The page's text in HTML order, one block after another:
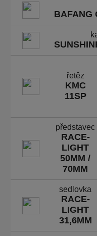
BAFANG
řetěz
KMC
11SP
představec
RACE-
LIGHT
50MM /
70MM
sedlovka
RACE-
LIGHT
31,6MM